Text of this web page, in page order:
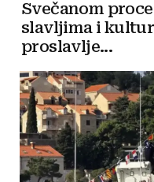
Svečanom
slavljima i
proslavlje...